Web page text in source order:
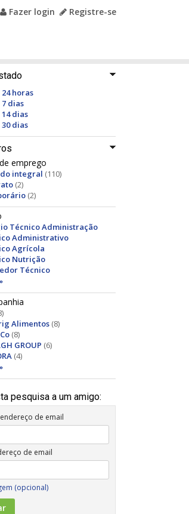
Fazer login Registre-se
horas
dias
dias
dias
emprego
integral (110)
(2)
(2)
Técnico Administração
Administrativo
Agrícola
Nutrição
Técnico
Alimentos (8)
(8)
GROUP (6)
(4)
pesquisa a um amigo:
de email
de email
(opcional)